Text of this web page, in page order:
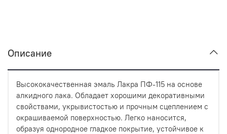
Описание
Высококачественная эмаль Лакра ПФ-115 на основе
алкидного лака. Обладает хорошими декоративными
свойствами, укрывистостью и прочным сцеплением с
окрашиваемой поверхностью. Легко наносится,
образуя однородное гладкое покрытие, устойчивое к